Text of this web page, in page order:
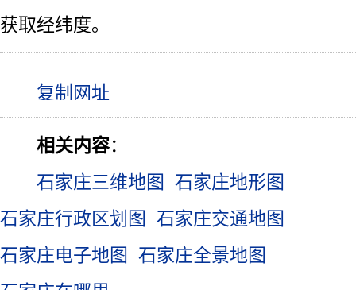
获取经纬度。
相关内容：
石家庄三维地图
石家庄地形图
石家庄行政区划图
石家庄交通地图
石家庄电子地图
石家庄全景地图